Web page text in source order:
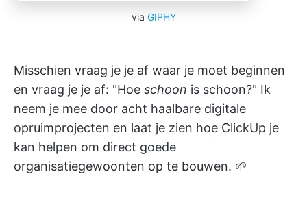
via GIPHY
Misschien vraag je je af waar je moet beginnen
en vraag je je af: "Hoe schoon is schoon?" Ik
neem je mee door acht haalbare digitale
opruimprojecten en laat je zien hoe ClickUp je
kan helpen om direct goede
organisatiegewoonten op te bouwen. 🌱